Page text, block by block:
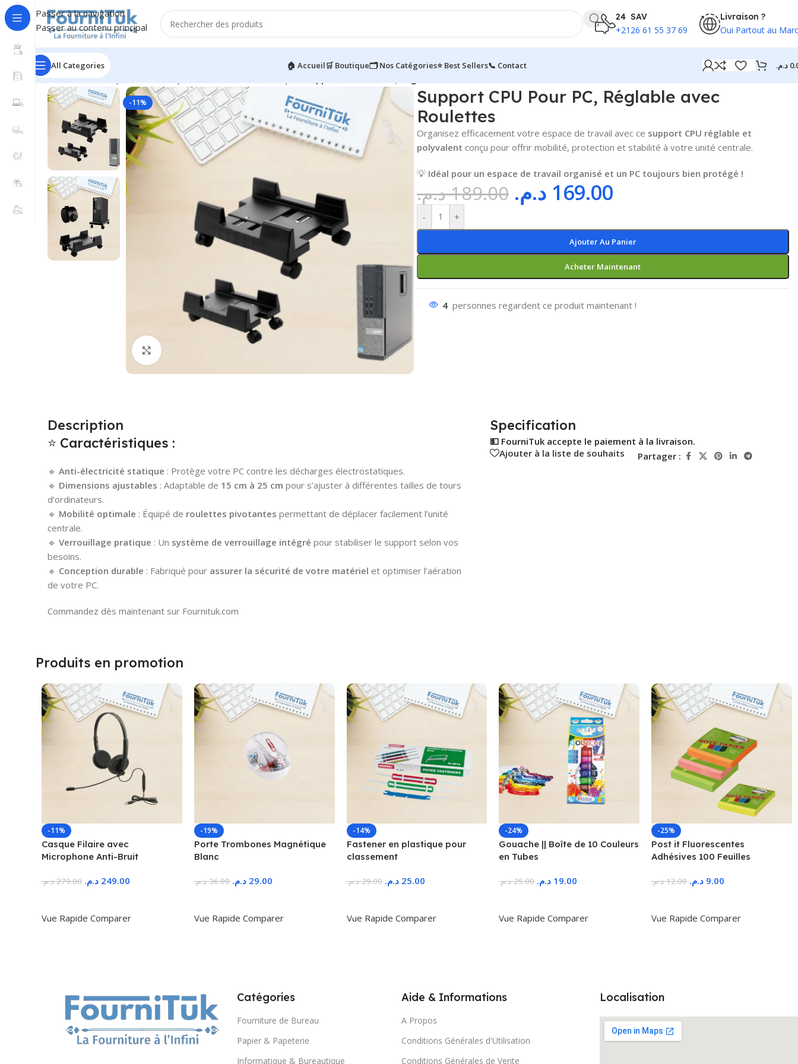
Passer à la navigation
Passer au contenu principal
24 SAV
+2126 61 55 37 69
Livraison ?
Oui Partout au
All Categories 🏠 Accueil🛒 Boutique🗂️ Nos Catégories⭐ Best Sellers📞 Contact د.م.
Accueil/Informatique & Bureautique
-11%
Support CPU Pour PC, Réglable avec
Roulettes
Organisez efficacement votre espace de travail avec ce support CPU réglable et
polyvalent conçu pour offrir mobilité, protection et stabilité à votre unité centrale.
💡 Idéal pour un espace de travail organisé et un PC toujours bien protégé !
189.00د.م. 169.00 د.م.
- +
Ajouter Au Panier
Acheter Maintenant
4 personnes regardent ce produit maintenant !
Description
⭐ Caractéristiques :
🔹 Anti-électricité statique : Protège votre PC contre les décharges électrostatiques.
🔹 Dimensions ajustables : Adaptable de 15 cm à 25 cm pour s’ajuster à différentes tailles de tours
d’ordinateurs.
🔹 Mobilité optimale : Équipé de roulettes pivotantes permettant de déplacer facilement l’unité
centrale.
🔹 Verrouillage pratique : Un système de verrouillage intégré pour stabiliser le support selon vos
besoins.
🔹 Conception durable : Fabriqué pour assurer la sécurité de votre matériel et optimiser l’aération
de votre PC.
Commandez dès maintenant sur Fournituk.com
Specification
💵 FourniTuk accepte le paiement à la livraison.
Ajouter à la liste de souhaits
Partager :
Produits en promotion
-11%
Casque Filaire avec
Microphone Anti-Bruit
279.00 د.م. 249.00 د.م.
Vue Rapide Comparer
-19%
Porte Trombones Magnétique
Blanc
36.00 د.م. 29.00 د.م.
Vue Rapide Comparer
-14%
Fastener en plastique pour
classement
29.00 د.م. 25.00 د.م.
Vue Rapide Comparer
-24%
Gouache || Boîte de 10 Couleurs
en Tubes
25.00 د.م. 19.00 د.م.
Vue Rapide Comparer
-25%
Post it Fluorescentes
Adhésives 100 Feuilles
12.00 د.م. 9.00 د.م.
Vue Rapide Comparer
Catégories
Fourniture de Bureau
Papier & Papeterie
Informatique & Bureautique
Aide & Informations
A Propos
Conditions Générales d'Utilisation
Conditions Générales de Vente
Localisation